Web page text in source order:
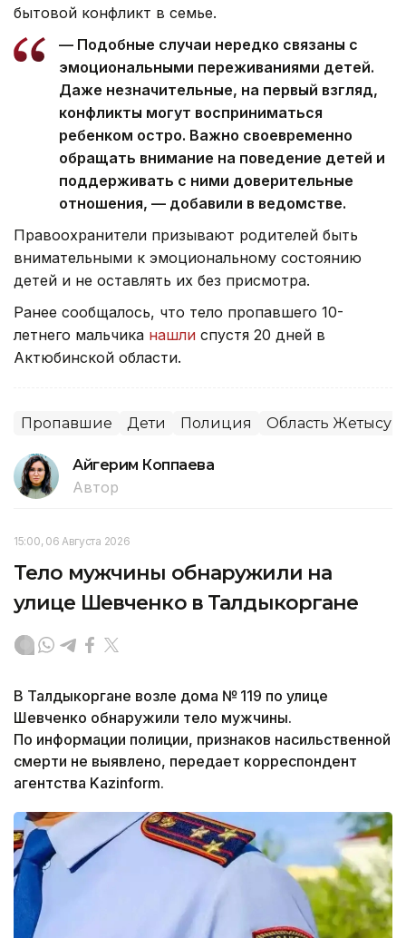
бытовой конфликт в семье.
— Подобные случаи нередко связаны с
эмоциональными переживаниями детей.
Даже незначительные, на первый взгляд,
конфликты могут восприниматься
ребенком остро. Важно своевременно
обращать внимание на поведение детей и
поддерживать с ними доверительные
отношения, — добавили в ведомстве.
Правоохранители призывают родителей быть
внимательными к эмоциональному состоянию
детей и не оставлять их без присмотра.
Ранее сообщалось, что тело пропавшего 10-
летнего мальчика нашли спустя 20 дней в
Актюбинской области.
Пропавшие Дети Полиция Область Жетысу
Айгерим Коппаева
Автор
15:00, 06 Августа 2026
Тело мужчины обнаружили на
улице Шевченко в Талдыкоргане
В Талдыкоргане возле дома № 119 по улице
Шевченко обнаружили тело мужчины.
По информации полиции, признаков насильственной
смерти не выявлено, передает корреспондент
агентства Kazinform.